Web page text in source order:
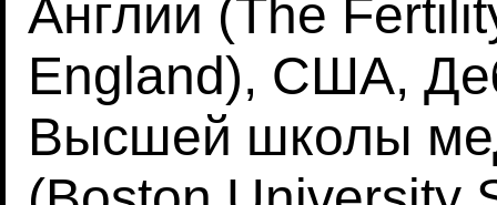
Англии (The
England), США,
Высшей школы